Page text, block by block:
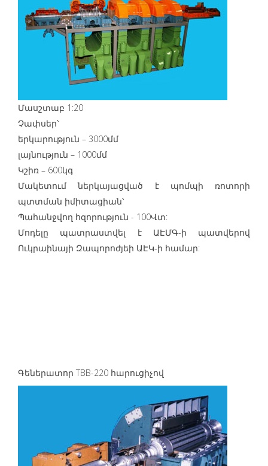
Մասշտաբ 1:20
Չափսեր՝
երկարություն – 3000մմ
լայնություն – 1000մմ
Կշիռ – 600կգ
Մակետում ներկայացված է պոմպի ռոտորի
պտտման իմիտացիան՝
Պահանջվող հզորություն - 100Վտ:
Մոդելը պատրաստվել է ԱԷՄԳ-ի պատվերով
Ուկրաինայի Զապորոժյեի ԱԷԿ-ի համար:
Գեներատոր ТВВ-220 հարուցիչով